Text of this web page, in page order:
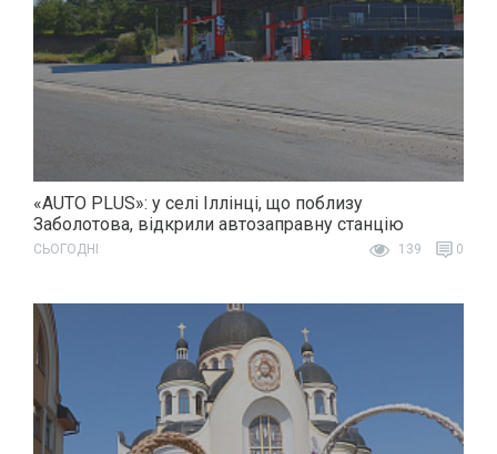
«AUTO PLUS»: у селі Іллінці, що поблизу
Заболотова, відкрили автозаправну станцію
СЬОГОДНІ 139 0